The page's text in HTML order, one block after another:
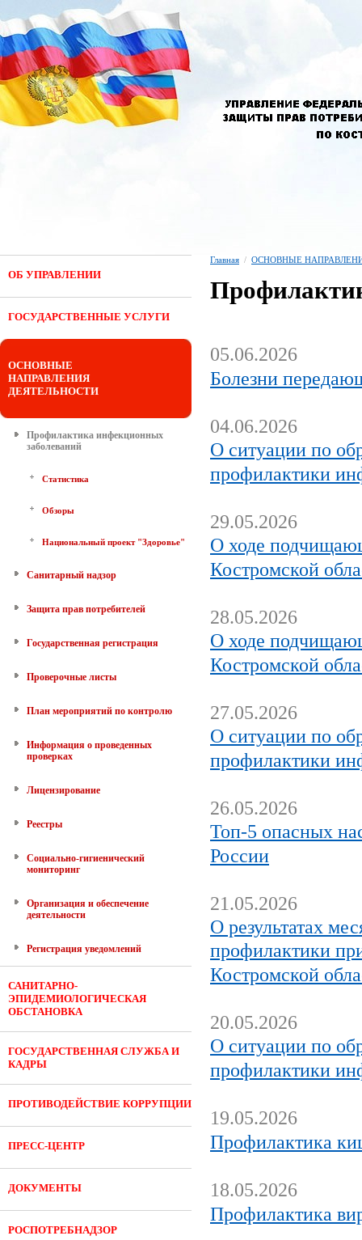
ОБ УПРАВЛЕНИИ
ГОСУДАРСТВЕННЫЕ УСЛУГИ
ОСНОВНЫЕ
НАПРАВЛЕНИЯ
ДЕЯТЕЛЬНОСТИ
Профилактика инфекционных
заболеваний
Статистика
Обзоры
Национальный проект "Здоровье"
Санитарный надзор
Защита прав потребителей
Государственная регистрация
Проверочные листы
План мероприятий по контролю
Информация о проведенных
проверках
Лицензирование
Реестры
Социально-гигиенический
мониторинг
Организация и обеспечение
деятельности
Регистрация уведомлений
САНИТАРНО-
ЭПИДЕМИОЛОГИЧЕСКАЯ
ОБСТАНОВКА
ГОСУДАРСТВЕННАЯ СЛУЖБА И
КАДРЫ
ПРОТИВОДЕЙСТВИЕ КОРРУПЦИИ
ПРЕСС-ЦЕНТР
ДОКУМЕНТЫ
РОСПОТРЕБНАДЗОР
Главная / ОСНОВНЫЕ
05.06.2026
Болезни
04.06.2026
О ситуации по
профилактики
29.05.2026
О ходе
Костромской
28.05.2026
О ходе
Костромской
27.05.2026
О ситуации по
профилактики
26.05.2026
Топ-5 опасных
России
21.05.2026
О результатах
профилактики
Костромской
20.05.2026
О ситуации по
профилактики
19.05.2026
Профилактика
18.05.2026
Профилактика